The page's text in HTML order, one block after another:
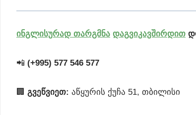
ინგლისურად თარგმნა დაგვიკავშირდით
📲 (+995) 577 546 577
🏢 გვეწვიეთ: აწყურის ქუჩა 51, თბილისი